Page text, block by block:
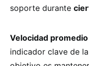
soporte durante
Velocidad
indicador clave de